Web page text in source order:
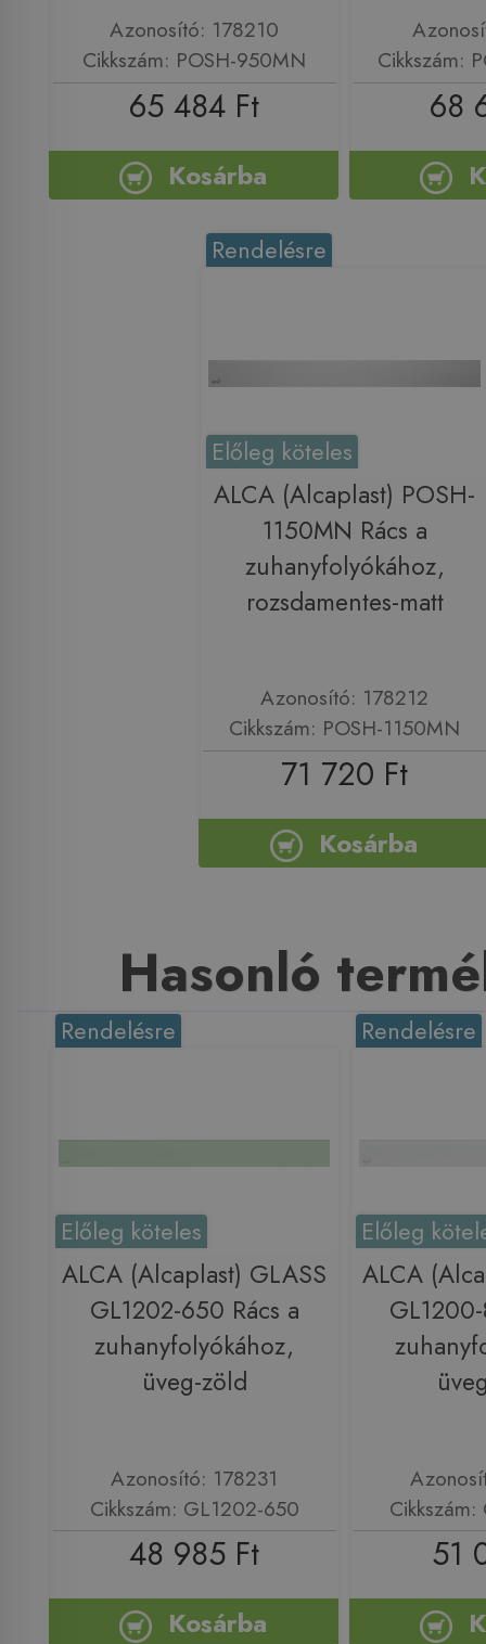
Azonosító: 178210
Cikkszám: POSH-950MN
65 484 Ft
Kosárba
Cikkszám:
68
Rendelésre
Előleg köteles
ALCA (Alcaplast) POSH-
1150MN Rács a
zuhanyfolyókához,
rozsdamentes-matt
Azonosító: 178212
Cikkszám: POSH-1150MN
71 720 Ft
Kosárba
Hasonló
Rendelésre
Előleg köteles
ALCA (Alcaplast) GLASS
GL1202-650 Rács a
zuhanyfolyókához,
üveg-zöld
Azonosító: 178231
Cikkszám: GL1202-650
48 985 Ft
Kosárba
Rendelésre
Előleg
ALCA
51